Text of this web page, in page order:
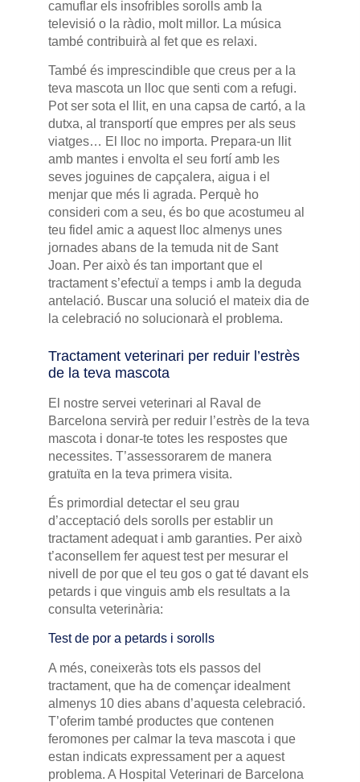
camuflar els insofribles sorolls amb la
televisió o la ràdio, molt millor. La música
també contribuirà al fet que es relaxi.
També és imprescindible que creus per a la
teva mascota un lloc que senti com a refugi.
Pot ser sota el llit, en una capsa de cartó, a la
dutxa, al transportí que empres per als seus
viatges… El lloc no importa. Prepara-un llit
amb mantes i envolta el seu fortí amb les
seves joguines de capçalera, aigua i el
menjar que més li agrada. Perquè ho
consideri com a seu, és bo que acostumeu al
teu fidel amic a aquest lloc almenys unes
jornades abans de la temuda nit de Sant
Joan. Per això és tan important que el
tractament s’efectuï a temps i amb la deguda
antelació. Buscar una solució el mateix dia de
la celebració no solucionarà el problema.
Tractament veterinari per reduir l’estrès
de la teva mascota
El nostre servei veterinari al Raval de
Barcelona servirà per reduir l’estrès de la teva
mascota i donar-te totes les respostes que
necessites. T’assessorarem de manera
gratuïta en la teva primera visita.
És primordial detectar el seu grau
d’acceptació dels sorolls per establir un
tractament adequat i amb garanties. Per això
t’aconsellem fer aquest test per mesurar el
nivell de por que el teu gos o gat té davant els
petards i que vinguis amb els resultats a la
consulta veterinària:
Test de por a petards i sorolls
A més, coneixeràs tots els passos del
tractament, que ha de començar idealment
almenys 10 dies abans d’aquesta celebració.
T’oferim també productes que contenen
feromones per calmar la teva mascota i que
estan indicats expressament per a aquest
problema. A Hospital Veterinari de Barcelona